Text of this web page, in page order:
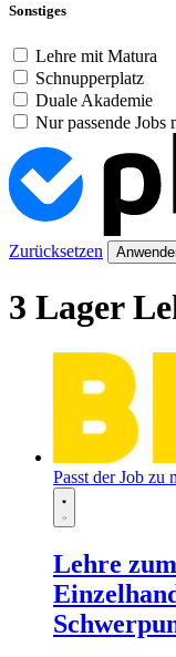
Sonstiges
Lehre mit Matura
Schnupperplatz
Duale Akademie
Nur passende Jobs
Zurücksetzen
3 Lager
Passt der Job zu
Lehre